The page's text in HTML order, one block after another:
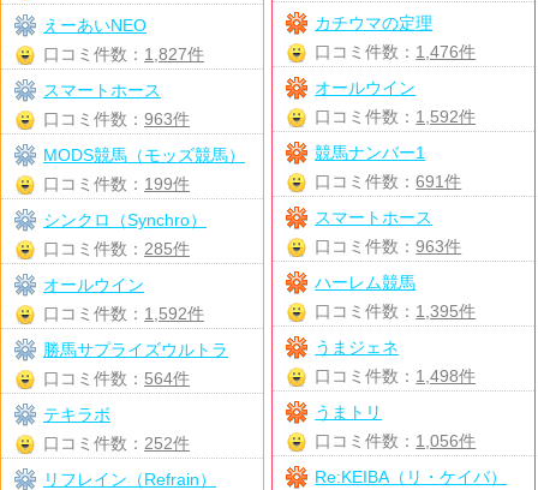
カチウマの定理
口コミ件数： 1,476件
オールウイン
口コミ件数： 1,592件
競馬ナンバー1
口コミ件数：691件
スマートホース
口コミ件数：963件
ハーレム競馬
口コミ件数： 1,395件
うまジェネ
口コミ件数： 1,498件
うまトリ
口コミ件数： 1,056件
Re:KEIBA（リ・ケイバ）
えーあいNEO
口コミ件数： 1,827件
スマートホース
口コミ件数： 963件
MODS競馬（モッズ競馬）
口コミ件数： 199件
シンクロ（Synchro）
口コミ件数： 285件
オールウイン
口コミ件数： 1,592件
勝馬サプライズウルトラ
口コミ件数： 564件
テキラボ
口コミ件数： 252件
リフレイン（Refrain）